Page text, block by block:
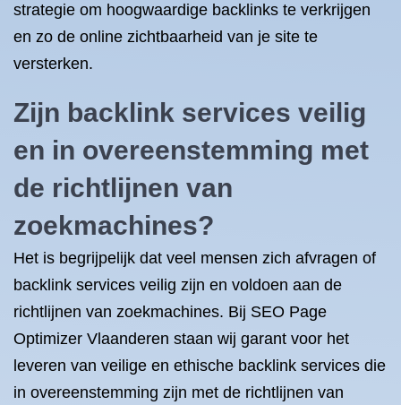
strategie om hoogwaardige backlinks te verkrijgen
en zo de online zichtbaarheid van je site te
versterken.
Zijn backlink services veilig
en in overeenstemming met
de richtlijnen van
zoekmachines?
Het is begrijpelijk dat veel mensen zich afvragen of
backlink services veilig zijn en voldoen aan de
richtlijnen van zoekmachines. Bij SEO Page
Optimizer Vlaanderen staan wij garant voor het
leveren van veilige en ethische backlink services die
in overeenstemming zijn met de richtlijnen van